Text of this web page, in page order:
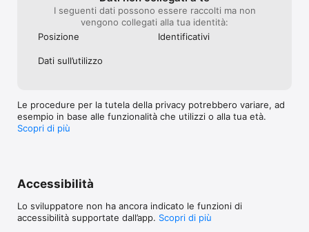
I seguenti dati possono essere raccolti ma non
vengono collegati alla tua identità:
Posizione
Identificativi
Dati sull’utilizzo
Le procedure per la tutela della privacy potrebbero variare, ad
esempio in base alle funzionalità che utilizzi o alla tua età.
Scopri di più
Accessibilità
Lo sviluppatore non ha ancora indicato le funzioni di
accessibilità supportate dall’app. Scopri di più